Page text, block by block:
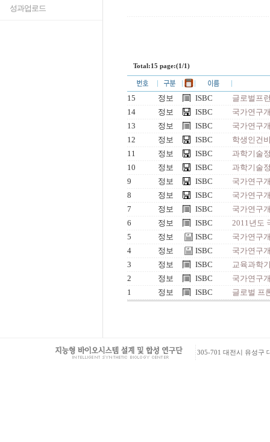
성과업로드
Total:15 page:(1/1)
15 정보 ISBC
글로벌프
14
정보 ISBC
국가연구
13
정보 ISBC
국가연구
12
정보 ISBC
학생인건
11
정보 ISBC
과학기술
10
정보 ISBC
과학기술
9
정보 ISBC
국가연구
8
정보 ISBC
국가연구
7
정보 ISBC
국가연구
6
정보 ISBC
2011년도
5
정보 ISBC
국가연구
4
정보 ISBC
국가연구
3
정보 ISBC
교육과학
2
정보 ISBC
국가연구
1
정보 ISBC 글로벌 프
305-701 대전시 유성구